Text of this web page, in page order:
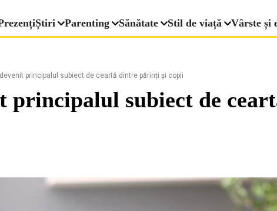
Știri Parenting Sănătate Stil de viață Vârste și
principalul subiect de ceartă dintre părinți și copii
principalul subiect de